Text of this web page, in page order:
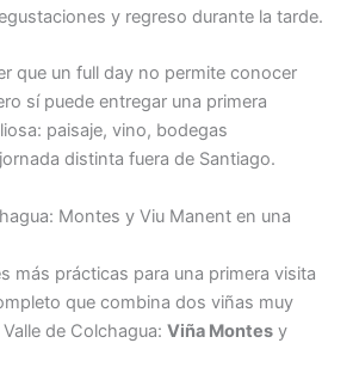
y regreso durante la tarde.
que un full day no permite conocer
sí puede entregar una primera
paisaje, vino, bodegas
distinta fuera de Santiago.
Montes y Viu Manent en una
más prácticas para una primera visita
que combina dos viñas muy
de Colchagua:Viña Montes y